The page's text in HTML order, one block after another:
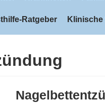
Ratgeber Klinische